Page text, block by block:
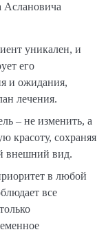
уникален, и
его
и ожидания,
лечения.
– не изменить, а
красоту, сохраняя
внешний вид.
в любой
все